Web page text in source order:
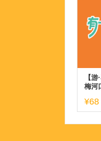
【
梅河
¥68